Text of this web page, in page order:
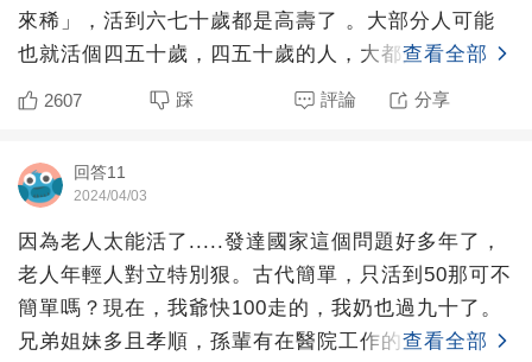
來稀」，活到六七十歲都是高壽了 。大部分人可能
也就活個四五十歲，四五十歲的人，大都是能夠自理
的 ，病了也不會
查看全部
2607 踩 評論 分享
回答11
2024/04/03
因為老人太能活了.....發達國家這個問題好多年了，
老人年輕人對立特別狠。古代簡單，只活到50那可不
簡單嗎？現在，我爺快100走的，我奶也過九十了。
兄弟姐妹多且孝順，孫輩有在醫院工作的。我，放假
查看全部